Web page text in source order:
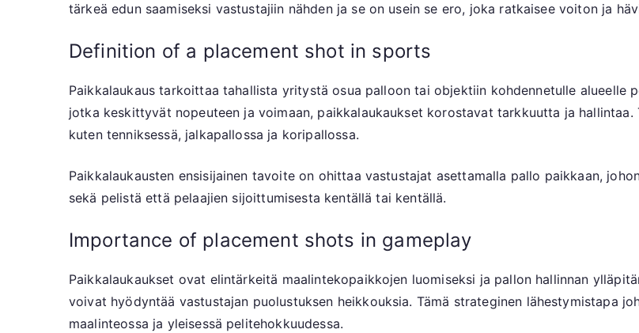
tärkeä edun saamiseksi vastustajiin nähden ja se on usein se ero, joka ratkaisee voiton ja
Definition of a placement shot in sports
Paikkalaukaus tarkoittaa tahallista yritystä osua palloon tai objektiin kohdennetulle alueelle
jotka keskittyvät nopeuteen ja voimaan, paikkalaukaukset korostavat tarkkuutta ja
kuten tenniksessä, jalkapallossa ja koripallossa.
Paikkalaukausten ensisijainen tavoite on ohittaa vastustajat asettamalla pallo paikkaan,
sekä pelistä että pelaajien sijoittumisesta kentällä tai kentällä.
Importance of placement shots in gameplay
Paikkalaukaukset ovat elintärkeitä maalintekopaikkojen luomiseksi ja pallon hallinnan
voivat hyödyntää vastustajan puolustuksen heikkouksia. Tämä strateginen lähestymistapa
maalinteossa ja yleisessä pelitehokkuudessa.